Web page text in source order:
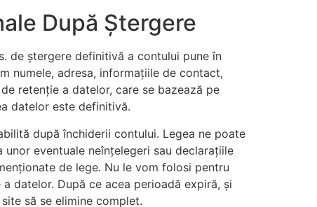
După Ștergere
de ștergere definitivă a contului pune în
numele, adresa, informațiile de contact,
retenție a datelor, care se bazează pe
datelor este definitivă.
după închiderii contului. Legea ne poate
eventuale neînțelegeri sau declarațiile
de lege. Nu le vom folosi pentru
datelor. După ce acea perioadă expiră, și
să se elimine complet.